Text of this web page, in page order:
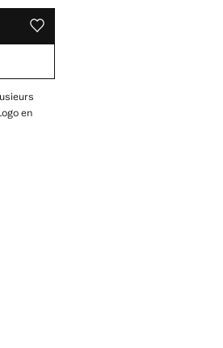
AJOUTER AUX FAVORIS
en